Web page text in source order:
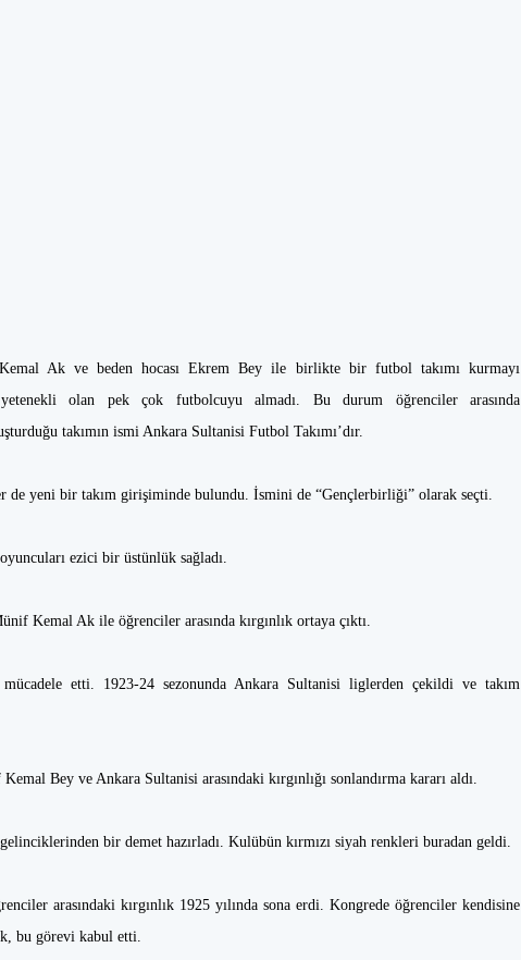
Ak ve beden hocası Ekrem Bey ile birlikte bir futbol takımı kurmayı
olan pek çok futbolcuyu almadı. Bu durum öğrenciler arasında
takımın ismi Ankara Sultanisi Futbol Takımı’dır.
de yeni bir takım girişiminde bulundu. İsmini de “Gençlerbirliği” olarak seçti.
ezici bir üstünlük sağladı.
Kemal Ak ile öğrenciler arasında kırgınlık ortaya çıktı.
etti. 1923-24 sezonunda Ankara Sultanisi liglerden çekildi ve takım
Bey ve Ankara Sultanisi arasındaki kırgınlığı sonlandırma kararı aldı.
bir demet hazırladı. Kulübün kırmızı siyah renkleri buradan geldi.
arasındaki kırgınlık 1925 yılında sona erdi. Kongrede öğrenciler kendisine
bu görevi kabul etti.